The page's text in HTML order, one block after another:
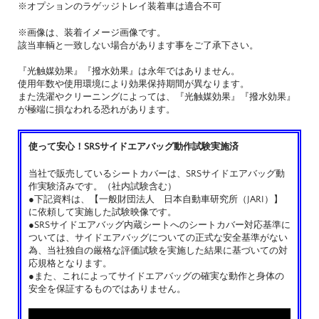
※オプションのラゲッジトレイ装着車は適合不可
※画像は、装着イメージ画像です。
該当車輌と一致しない場合があります事をご了承下さい。
『光触媒効果』『撥水効果』は永年ではありません。
使用年数や使用環境により効果保持期間が異なります。
また洗濯やクリーニングによっては、『光触媒効果』『撥水効果』
が極端に損なわれる恐れがあります。
使って安心！SRSサイドエアバッグ動作試験実施済
当社で販売しているシートカバーは、SRSサイドエアバッグ動
作実験済みです。（社内試験含む）
●下記資料は、【一般財団法人 日本自動車研究所（JARI）】
に依頼して実施した試験映像です。
●SRSサイドエアバッグ内蔵シートへのシートカバー対応基準に
ついては、サイドエアバッグについての正式な安全基準がない
為、当社独自の厳格な評価試験を実施した結果に基づいての対
応規格となります。
●また、これによってサイドエアバッグの確実な動作と身体の
安全を保証するものではありません。